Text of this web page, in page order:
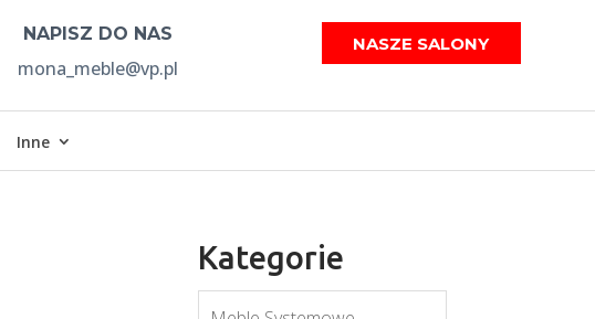
NAPISZ DO NAS
mona_meble@vp.pl
NASZE SALONY
Inne
Kategorie